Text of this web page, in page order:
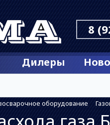
8
Дилеры
оборудование